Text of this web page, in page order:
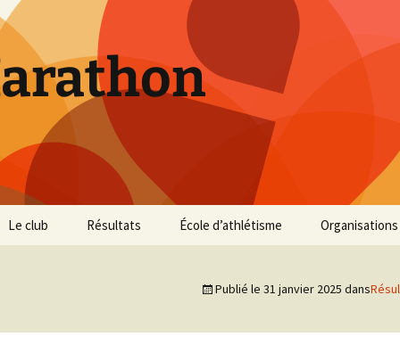
Le club Résultats École d’athlétisme Organisations
Publié le 31 janvier 2025 dans